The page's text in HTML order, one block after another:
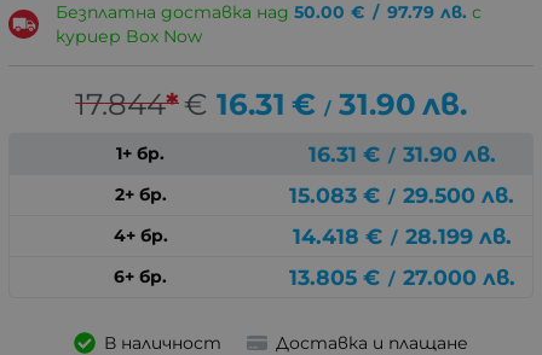
Безплатна доставка над 50.00 € / 97.79 лв. с
куриер Box Now
17.844*€ 16.31 € / 31.90 лв.
1+ бр. 16.31 € / 31.90 лв.
2+ бр. 15.083 € / 29.500 лв.
4+ бр. 14.418 € / 28.199 лв.
6+ бр. 13.805 € / 27.000 лв.
В наличност Доставка и плащане